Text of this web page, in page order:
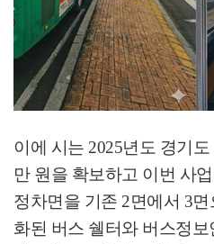
이에 시는 2025년도 경기
만 원을 확보하고 이번 사
정차면을 기존 2면에서 3면
화된 버스 쉘터와 버스정